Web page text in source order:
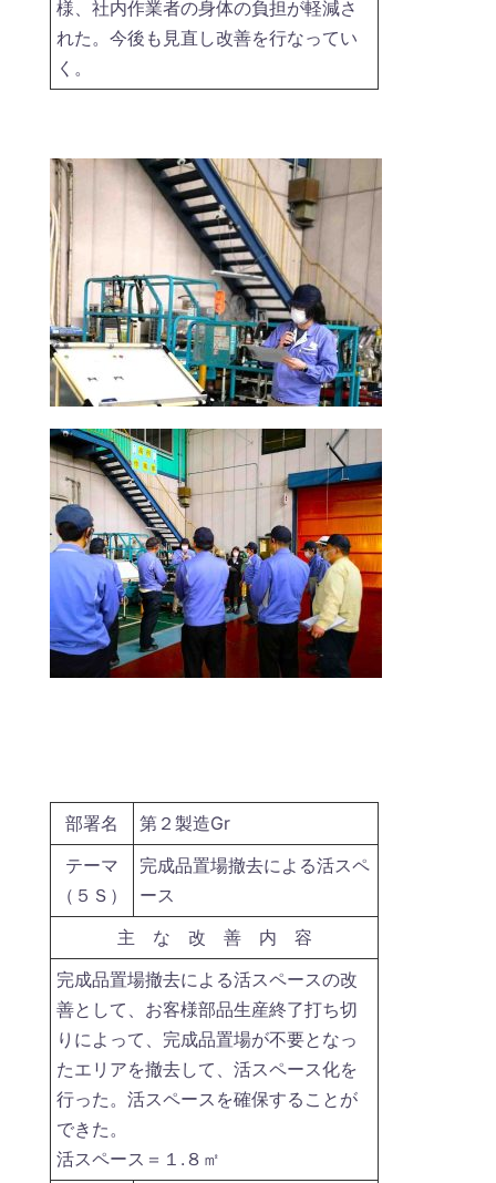
様、社内作業者の身体の負担が軽減さ
れた。今後も見直し改善を行なってい
く。
部署名
第２製造Gr
テーマ
（５Ｓ）
完成品置場撤去による活スペ
ース
主 な 改 善 内 容
完成品置場撤去による活スペースの改
善として、お客様部品生産終了打ち切
りによって、完成品置場が不要となっ
たエリアを撤去して、活スペース化を
行った。活スペースを確保することが
できた。
活スペース＝１.８㎡